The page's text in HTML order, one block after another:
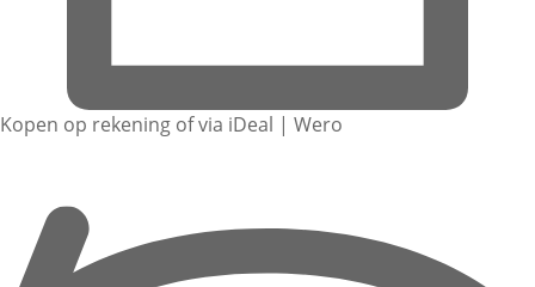
Kopen op rekening of via iDeal | Wero